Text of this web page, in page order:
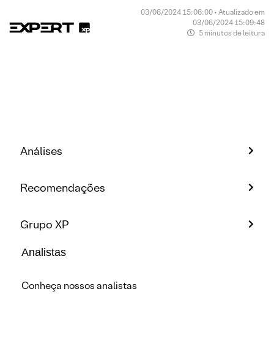
03/06/2024 15:06:00 • Atualizado em
03/06/2024 15:09:48
5 minutos de leitura
Análises
Recomendações
Grupo XP
Analistas
Conheça nossos analistas